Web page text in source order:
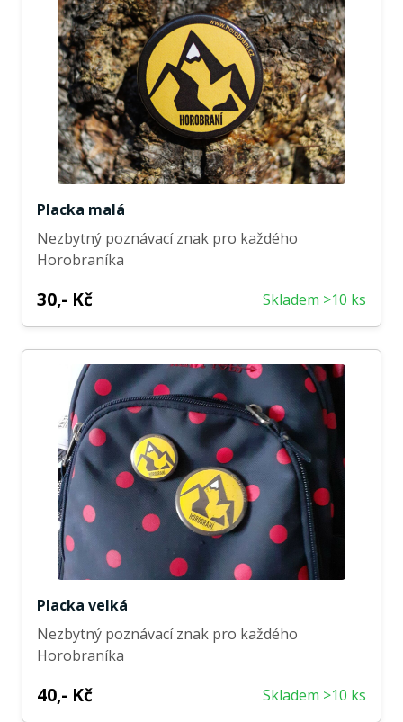
Placka malá
Nezbytný poznávací znak pro každého
Horobraníka
30,- Kč Skladem >10 ks
Placka velká
Nezbytný poznávací znak pro každého
Horobraníka
40,- Kč Skladem >10 ks